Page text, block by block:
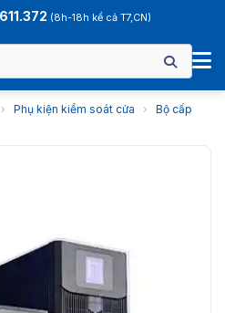
(8h-18h kể cả T7,CN)
› Phụ kiện kiểm soát cửa ›
Bộ cấp